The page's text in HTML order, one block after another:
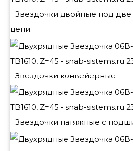
Звездочки двойные под
цепи
Звездочки конвейерные
Звездочки натяжные с